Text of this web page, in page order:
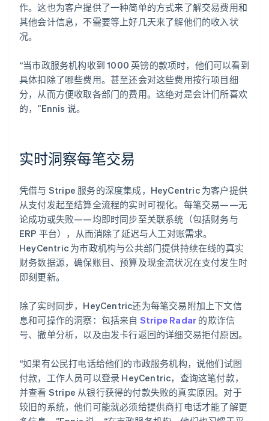
作。这也为客户提供了一种简单的方式来了解交易费用和
其他会计信息，不需要等上好几天来了解他们的收入状
况。
“当市政服务机构收到 1000 英镑的款项时，他们可以看到
具体扣除了哪些费用。甚至还会对这些费用按行项目细
分，从而方便收取各部门的费用。这绝对是会计们所喜欢
的，”Ennis 说。
实时洞察每笔交易
凭借与 Stripe 服务的深度集成，HeyCentric 为客户提供
从支付发起至结算全流程的实时可视化。每笔交易——无
论成功或失败——均即时同步至关联系统（包括财务与
ERP 平台），从而消除了延迟与人工对账需求。
HeyCentric 为市政机构与公共部门提供持续在线的真实
财务数据源，确保账目、预算及现金流状况在支付发生时
即刻更新。
除了实时同步，HeyCentric还为每笔交易附加上下文信
息和可操作的洞察：包括来自 Stripe Radar 的欺诈信
号、撤单分析，以及由发卡行返回的详细交易拒付原因。
“如果有公民打电话给他们的市政服务机构，说他们试图
付款，工作人员可以登录 HeyCentric，查询这笔付款，
并查看 Stripe 从银行获得的付款失败的真实原因。对于
较旧的系统，他们可能就必须给提供商打电话才能了解更